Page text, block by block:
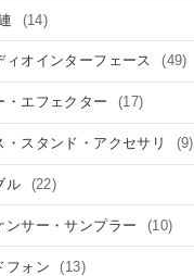
(14)
ィオインターフェース (49)
・エフェクター (17)
・スタンド・アクセサリ (9)
ル (22)
ンサー・サンプラー (10)
フォン (13)